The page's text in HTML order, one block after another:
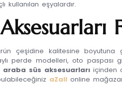
kullanılan eşyalardır.
çeşidine kalitesine boyutuna
perde modelleri, oto paspası
araba süs aksesuarları içinden
aZall online